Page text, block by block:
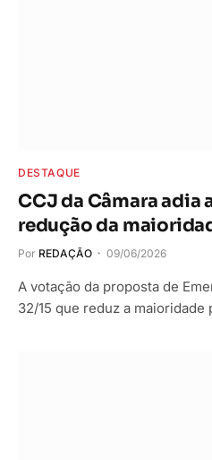
DESTAQUE
CCJ da Câmara adia
redução da
Por REDAÇÃO 09/06/2026
A votação da proposta de
32/15 que reduz a maioridade